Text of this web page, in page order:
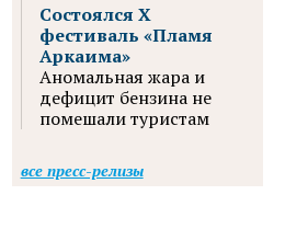
Состоялся X
фестиваль «Пламя
Аркаима»
Аномальная жара и
дефицит бензина не
помешали туристам
все пресс-релизы